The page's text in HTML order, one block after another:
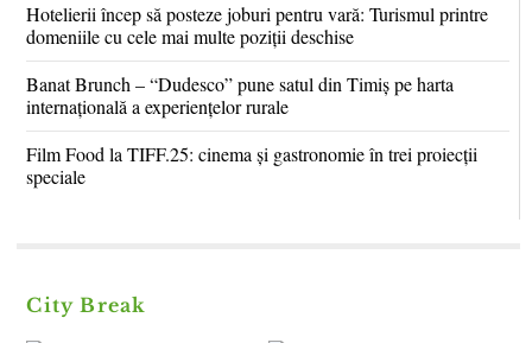
Hotelierii încep să posteze joburi pentru vară: Turismul printre
domeniile cu cele mai multe poziții deschise
Banat Brunch – “Dudesco” pune satul din Timiș pe harta
internațională a experiențelor rurale
Film Food la TIFF.25: cinema și gastronomie în trei proiecții
speciale
City Break